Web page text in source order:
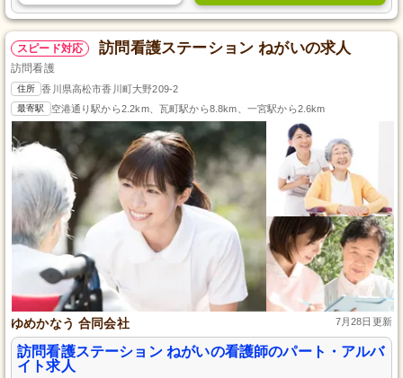
スピード対応 訪問看護ステーション ねがいの求人
訪問看護
住所 香川県高松市香川町大野209-2
最寄駅 空港通り駅から2.2km、瓦町駅から8.8km、一宮駅から2.6km
ゆめかなう 合同会社 7月28日更新
訪問看護ステーション ねがいの看護師のパート・アルバ
イト求人